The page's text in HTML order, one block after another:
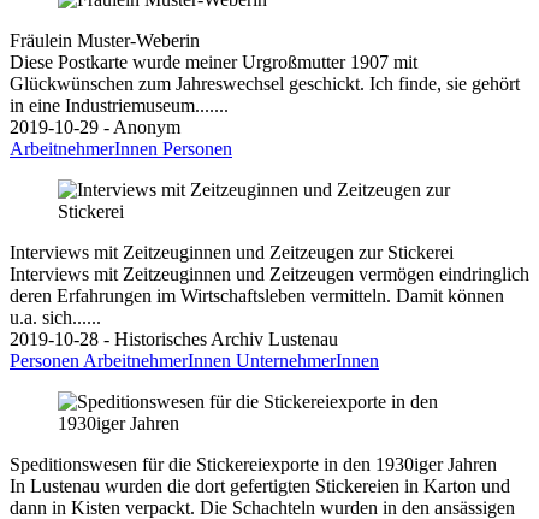
Fräulein Muster-Weberin
Diese Postkarte wurde meiner Urgroßmutter 1907 mit
Glückwünschen zum Jahreswechsel geschickt. Ich finde, sie gehört
in eine Industriemuseum.......
2019-10-29 - Anonym
ArbeitnehmerInnen Personen
Interviews mit Zeitzeuginnen und Zeitzeugen zur Stickerei
Interviews mit Zeitzeuginnen und Zeitzeugen vermögen eindringlich
deren Erfahrungen im Wirtschaftsleben vermitteln. Damit können
u.a. sich......
2019-10-28 - Historisches Archiv Lustenau
Personen ArbeitnehmerInnen UnternehmerInnen
Speditionswesen für die Stickereiexporte in den 1930iger Jahren
In Lustenau wurden die dort gefertigten Stickereien in Karton und
dann in Kisten verpackt. Die Schachteln wurden in den ansässigen